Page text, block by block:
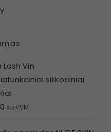
Lash Vin
silikoniniai
su PVM